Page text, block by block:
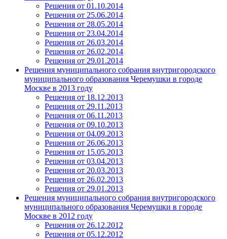
Решения от 01.10.2014
Решения от 25.06.2014
Решения от 28.05.2014
Решения от 23.04.2014
Решения от 26.03.2014
Решения от 26.02.2014
Решения от 29.01.2014
Решения муниципального собрания внутригородского
муниципального образования Черемушки в городе
Москве в 2013 году
Решения от 18.12.2013
Решения от 29.11.2013
Решения от 06.11.2013
Решения от 09.10.2013
Решения от 04.09.2013
Решения от 26.06.2013
Решения от 15.05.2013
Решения от 03.04.2013
Решения от 20.03.2013
Решения от 26.02.2013
Решения от 29.01.2013
Решения муниципального собрания внутригородского
муниципального образования Черемушки в городе
Москве в 2012 году
Решения от 26.12.2012
Решения от 05.12.2012